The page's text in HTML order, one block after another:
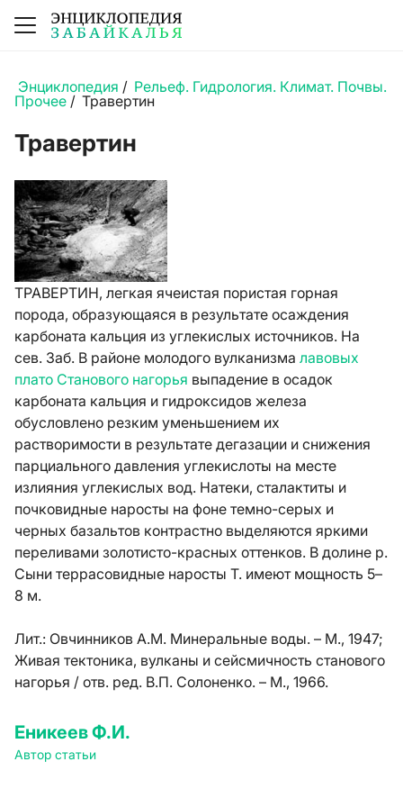
Энциклопедия / Рельеф. Гидрология. Климат. Почвы.
Прочее / Травертин
Травертин
ТРАВЕРТИН, легкая ячеистая пористая горная
порода, образующаяся в результате осаждения
карбоната кальция из углекислых источников. На
сев. Заб. В районе молодого вулканизма лавовых
плато Станового нагорья выпадение в осадок
карбоната кальция и гидроксидов железа
обусловлено резким уменьшением их
растворимости в результате дегазации и снижения
парциального давления углекислоты на месте
излияния углекислых вод. Натеки, сталактиты и
почковидные наросты на фоне темно-серых и
черных базальтов контрастно выделяются яркими
переливами золотисто-красных оттенков. В долине р.
Сыни террасовидные наросты Т. имеют мощность 5–
8 м.
Лит.: Овчинников А.М. Минеральные воды. – М., 1947;
Живая тектоника, вулканы и сейсмичность станового
нагорья / отв. ред. В.П. Солоненко. – М., 1966.
Еникеев Ф.И.
Автор статьи